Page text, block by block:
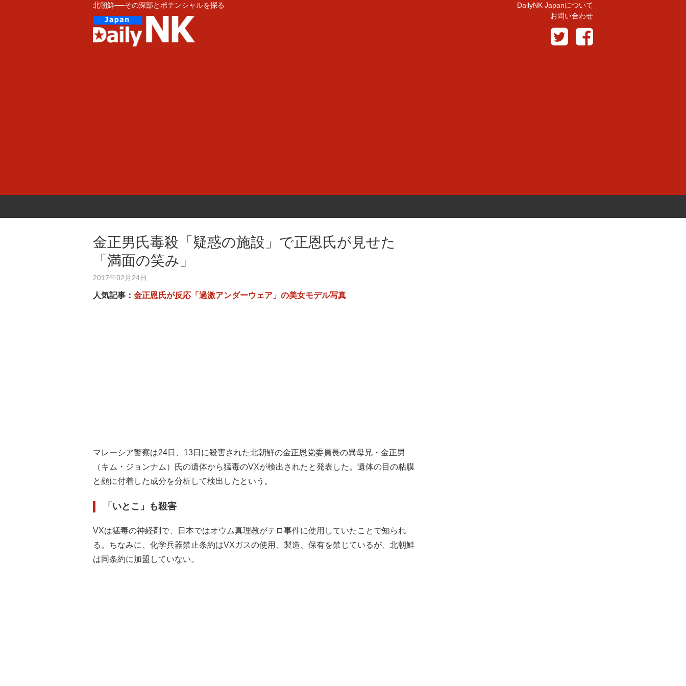
北朝鮮──その深部とポテンシャルを探る
DailyNK Japanについて
お問い合わせ
金正男氏毒殺「疑惑の施設」で正恩氏が見せた
「満面の笑み」
2017年02月24日
人気記事： 金正恩氏が反応「過激アンダーウェア」の美女モデル写真
マレーシア警察は24日、13日に殺害された北朝鮮の金正恩党委員長の異母兄・金正男
（キム・ジョンナム）氏の遺体から猛毒のVXが検出されたと発表した。遺体の目の粘膜
と顔に付着した成分を分析して検出したという。
「いとこ」も殺害
VXは猛毒の神経剤で、日本ではオウム真理教がテロ事件に使用していたことで知られ
る。ちなみに、化学兵器禁止条約はVXガスの使用、製造、保有を禁じているが、北朝鮮
は同条約に加盟していない。